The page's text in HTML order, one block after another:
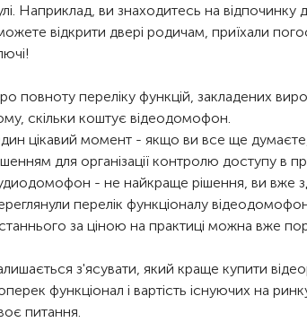
Наприклад, ви знаходитесь на
відкрити двері родичам, приїхали
повноту переліку функцій, закладених
скільки коштує відеодомофон.
цікавий момент - якщо ви все ще
для організації контролю доступу в
- не найкраще рішення, ви вже
перелік функціоналу
за ціною на практиці можна вже
з'ясувати, який краще купити
функціонал і вартість існуючих на
питання.